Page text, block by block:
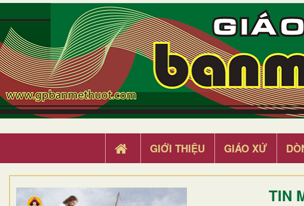
GIỚI THIỆU GIÁO XỨ
TIN